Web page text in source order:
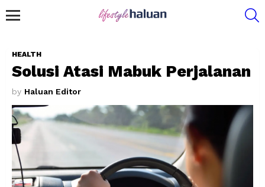
HEALTH
Solusi Atasi Mabuk Perjalanan
by Haluan Editor